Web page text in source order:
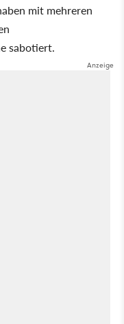
mit mehreren
sabotiert.